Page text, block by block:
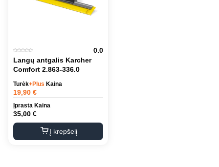
0.0
Langų antgalis Karcher
Comfort 2.863-336.0
Turėk+Plus Kaina
19,90 €
Įprasta Kaina
35,00 €
Į krepšelį